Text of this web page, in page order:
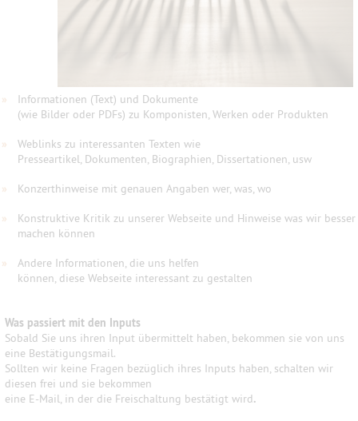
»
Informationen (Text) und Dokumente
(wie Bilder oder PDFs) zu Komponisten, Werken oder Produkten
»
Weblinks zu interessanten Texten wie
Presseartikel, Dokumenten, Biographien, Dissertationen, usw
» Konzerthinweise mit genauen Angaben wer, was, wo
»
Konstruktive Kritik zu unserer Webseite und Hinweise was wir besser
machen können
»
Andere Informationen, die uns helfen
können, diese Webseite interessant zu gestalten
Was passiert mit den Inputs
Sobald Sie uns ihren Input übermittelt haben, bekommen sie von uns
eine Bestätigungsmail.
Sollten wir keine Fragen bezüglich ihres Inputs haben, schalten wir
diesen frei und sie bekommen
eine E-Mail, in der die Freischaltung bestätigt wird.